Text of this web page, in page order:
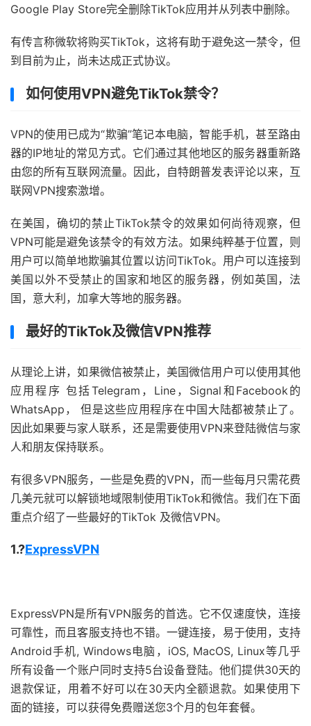
Google Play Store完全删除TikTok应用并从列表中删除。
有传言称微软将购买TikTok，这将有助于避免这一禁令，但
到目前为止，尚未达成正式协议。
如何使用VPN避免TikTok禁令？
VPN的使用已成为“欺骗”笔记本电脑，智能手机，甚至路由
器的IP地址的常见方式。它们通过其他地区的服务器重新路
由您的所有互联网流量。因此，自特朗普发表评论以来，互
联网VPN搜索激增。
在美国，确切的禁止TikTok禁令的效果如何尚待观察，但
VPN可能是避免该禁令的有效方法。如果纯粹基于位置，则
用户可以简单地欺骗其位置以访问TikTok。用户可以连接到
美国以外不受禁止的国家和地区的服务器，例如英国，法
国，意大利，加拿大等地的服务器。
最好的TikTok及微信VPN推荐
从理论上讲，如果微信被禁止，美国微信用户可以使用其他
应用程序 包括Telegram，Line，Signal和Facebook的
WhatsApp， 但是这些应用程序在中国大陆都被禁止了。
因此如果要与家人联系，还是需要使用VPN来登陆微信与家
人和朋友保持联系。
有很多VPN服务，一些是免费的VPN，而一些每月只需花费
几美元就可以解锁地域限制使用TikTok和微信。我们在下面
重点介绍了一些最好的TikTok 及微信VPN。
1.?ExpressVPN
ExpressVPN是所有VPN服务的首选。它不仅速度快，连接
可靠性，而且客服支持也不错。一键连接，易于使用，支持
Android手机, Windows电脑，iOS, MacOS, Linux等几乎
所有设备一个账户同时支持5台设备登陆。他们提供30天的
退款保证，用着不好可以在30天内全额退款。如果使用下
面的链接，可以获得免费赠送您3个月的包年套餐。